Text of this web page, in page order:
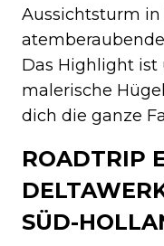
Aussichtsturm
Das Highlight
malerische
dich die ganze
ROADTRIP
SÜD-